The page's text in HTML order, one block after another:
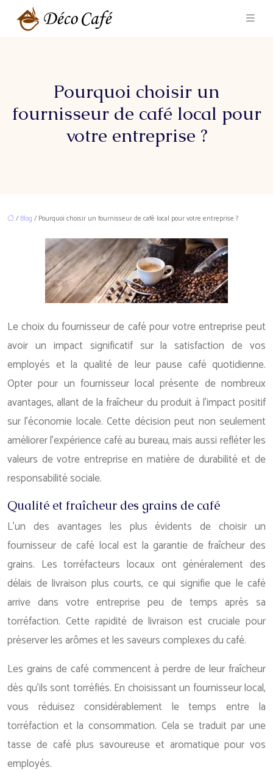
Pourquoi choisir un
fournisseur de café local pour
votre entreprise ?
/ Blog / Pourquoi choisir un fournisseur de café local pour votre entreprise ?
Le choix du fournisseur de café pour votre entreprise peut
avoir un impact significatif sur la satisfaction de vos
employés et la qualité de leur pause café quotidienne.
Opter pour un fournisseur local présente de nombreux
avantages, allant de la fraîcheur du produit à l’impact positif
sur l’économie locale. Cette décision peut non seulement
améliorer l’expérience café au bureau, mais aussi refléter les
valeurs de votre entreprise en matière de durabilité et de
responsabilité sociale.
Qualité et fraîcheur des grains de café
L’un des avantages les plus évidents de choisir un
fournisseur de café local est la garantie de fraîcheur des
grains. Les torréfacteurs locaux ont généralement des
délais de livraison plus courts, ce qui signifie que le café
arrive dans votre entreprise peu de temps après sa
torréfaction. Cette rapidité de livraison est cruciale pour
préserver les arômes et les saveurs complexes du café.
Les grains de café commencent à perdre de leur fraîcheur
dès qu’ils sont torréfiés. En choisissant un fournisseur local,
vous réduisez considérablement le temps entre la
torréfaction et la consommation. Cela se traduit par une
tasse de café plus savoureuse et aromatique pour vos
employés.